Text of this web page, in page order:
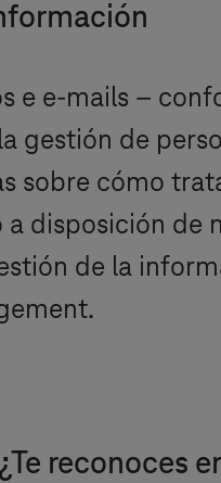
e e-mails –
gestión de
sobre cómo
disposición de
de la
¿Te reconoces